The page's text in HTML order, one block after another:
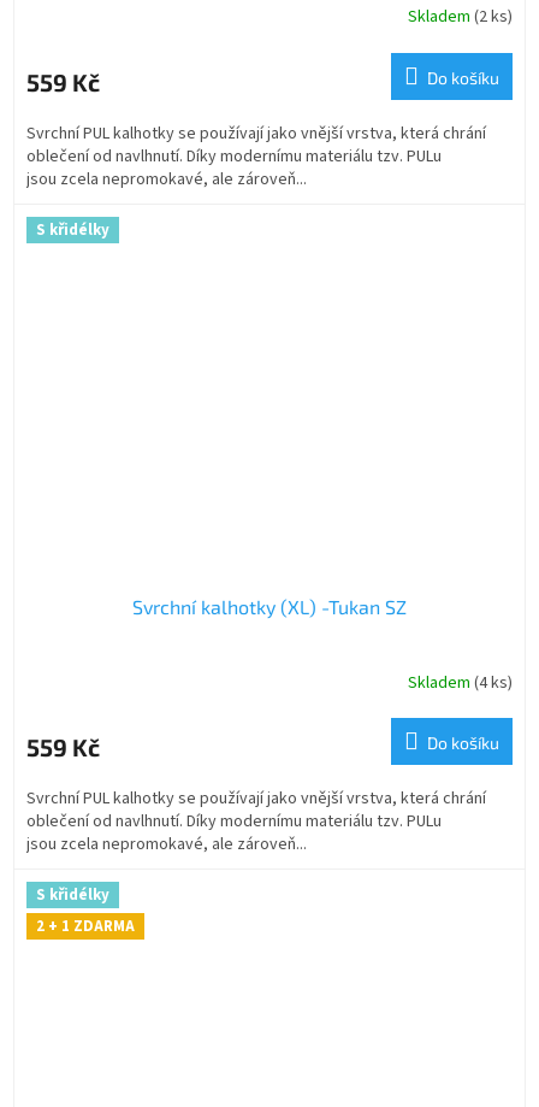
Skladem (2 ks)
559 Kč Do košíku
Svrchní PUL kalhotky se používají jako vnější vrstva, která chrání
oblečení od navlhnutí. Díky modernímu materiálu tzv. PULu
jsou zcela nepromokavé, ale zároveň...
S křidélky
Svrchní kalhotky (XL) -Tukan SZ
Skladem (4 ks)
559 Kč Do košíku
Svrchní PUL kalhotky se používají jako vnější vrstva, která chrání
oblečení od navlhnutí. Díky modernímu materiálu tzv. PULu
jsou zcela nepromokavé, ale zároveň...
S křidélky
2 + 1 ZDARMA